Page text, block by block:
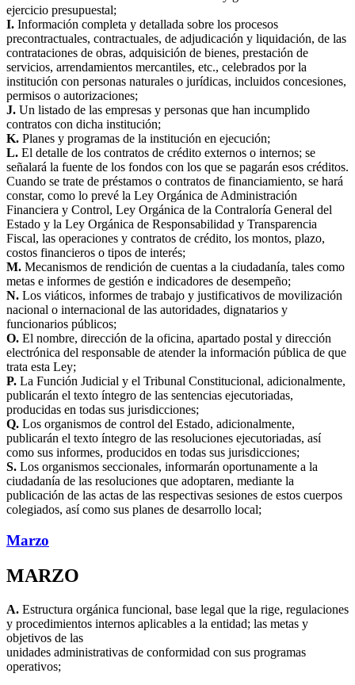
ejercicio presupuestal;
I. Información completa y detallada sobre los procesos
precontractuales, contractuales, de adjudicación y liquidación, de las
contrataciones de obras, adquisición de bienes, prestación de
servicios, arrendamientos mercantiles, etc., celebrados por la
institución con personas naturales o jurídicas, incluidos concesiones,
permisos o autorizaciones;
J. Un listado de las empresas y personas que han incumplido
contratos con dicha institución;
K. Planes y programas de la institución en ejecución;
L. El detalle de los contratos de crédito externos o internos; se
señalará la fuente de los fondos con los que se pagarán esos créditos.
Cuando se trate de préstamos o contratos de financiamiento, se hará
constar, como lo prevé la Ley Orgánica de Administración
Financiera y Control, Ley Orgánica de la Contraloría General del
Estado y la Ley Orgánica de Responsabilidad y Transparencia
Fiscal, las operaciones y contratos de crédito, los montos, plazo,
costos financieros o tipos de interés;
M. Mecanismos de rendición de cuentas a la ciudadanía, tales como
metas e informes de gestión e indicadores de desempeño;
N. Los viáticos, informes de trabajo y justificativos de movilización
nacional o internacional de las autoridades, dignatarios y
funcionarios públicos;
O. El nombre, dirección de la oficina, apartado postal y dirección
electrónica del responsable de atender la información pública de que
trata esta Ley;
P. La Función Judicial y el Tribunal Constitucional, adicionalmente,
publicarán el texto íntegro de las sentencias ejecutoriadas,
producidas en todas sus jurisdicciones;
Q. Los organismos de control del Estado, adicionalmente,
publicarán el texto íntegro de las resoluciones ejecutoriadas, así
como sus informes, producidos en todas sus jurisdicciones;
S. Los organismos seccionales, informarán oportunamente a la
ciudadanía de las resoluciones que adoptaren, mediante la
publicación de las actas de las respectivas sesiones de estos cuerpos
colegiados, así como sus planes de desarrollo local;
Marzo
MARZO
A. Estructura orgánica funcional, base legal que la rige, regulaciones
y procedimientos internos aplicables a la entidad; las metas y
objetivos de las
unidades administrativas de conformidad con sus programas
operativos;